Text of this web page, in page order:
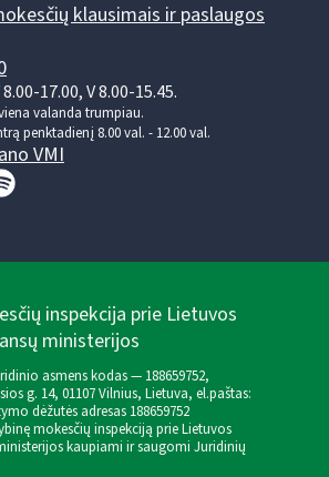
klausimais ir paslaugos
17.00, V 8.00-15.45.
valanda trumpiau.
penktadienį 8.00 val. - 12.00 val.
VMI
inspekcija prie Lietuvos
ministerijos
asmens kodas — 188659752,
g. 14, 01107 Vilnius, Lietuva, el.paštas:
dėžutės adresas 188659752
mokesčių inspekciją prie Lietuvos
kaupiami ir saugomi Juridinių